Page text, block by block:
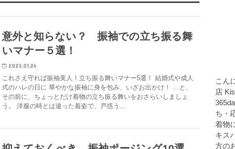
意外と知らない？ 振袖での立ち振る舞
いマナー５選！
2025.01.24
これさえ守れば振袖美人！立ち振る舞いマナー5選！ 結婚式や成人
式のハレの日に 華やかな振袖に身を包み、いざお出かけ！ …と、
その前に、ちょっとだけ着物の立ち振る舞いをおさらいしましょ
う。 洋服の時とは違った着姿で、戸惑う…
こん
店
ち・
着物
キス
方の